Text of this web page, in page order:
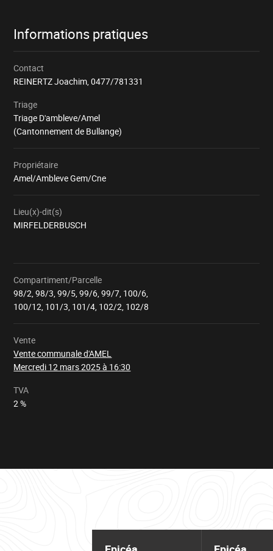
Informations pratiques
Contact
REINERTZ Joachim,0477/781331
Triage
Triage D'ambleve/Amel
(Cantonnement de Bullange)
Propriétaire
Amel/Ambleve Gem/Cne
Lieu(x)-dit(s)
MIRFELDERBUSCH
Compartiment/Parcelle
98/2, 98/3, 99/5, 99/6, 99/7, 100/6,
100/12, 101/3, 101/4, 102/2, 102/8
Vente
Vente communale d'AMEL
Mercredi 12 mars 2025 à 16:30
Chargement
TVA
2 %